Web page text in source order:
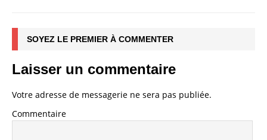
SOYEZ LE PREMIER À COMMENTER
Laisser un commentaire
Votre adresse de messagerie ne sera pas publiée.
Commentaire